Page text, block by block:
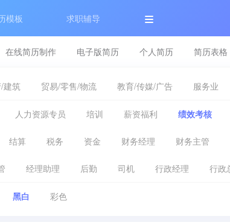
模板 求职辅导
在线简历制作 电子版简历 个人简历 简历表格
建筑 贸易/零售/物流 教育/传媒/广告 服务业
人力资源专员 培训 薪资福利 绩效考核
结算 税务 资金 财务经理 财务主管
经理助理 后勤 司机 行政经理 行政
黑白 彩色